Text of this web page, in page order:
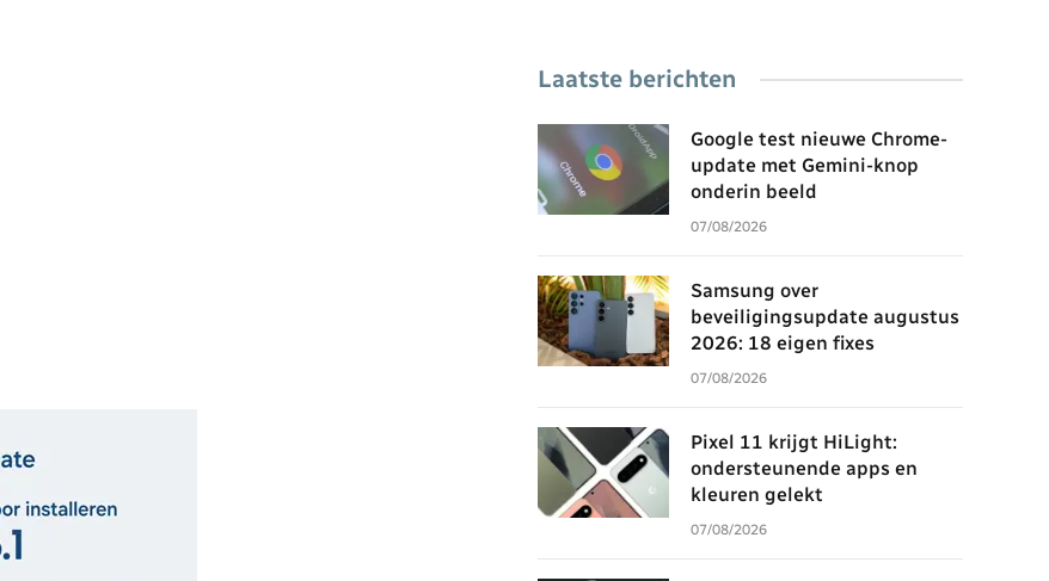
Laatste berichten
Google test nieuwe Chrome-
update met Gemini-knop
onderin beeld
07/08/2026
Samsung over
beveiligingsupdate augustus
2026: 18 eigen fixes
07/08/2026
Pixel 11 krijgt HiLight:
ondersteunende apps en
kleuren gelekt
07/08/2026